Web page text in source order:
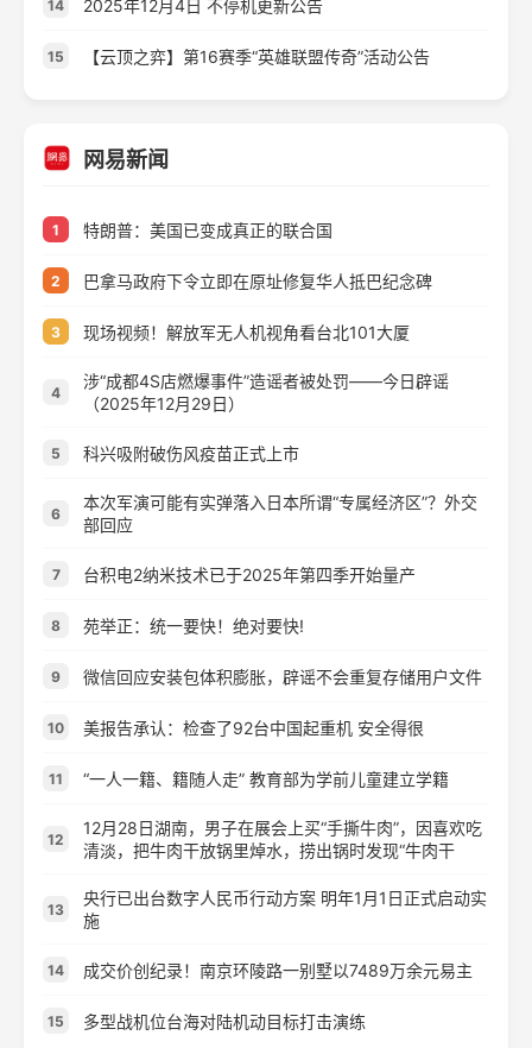
14 2025年12月4日 不停机更新公告
15 【云顶之弈】第16赛季“英雄联盟传奇”活动公告
网易新闻
1 特朗普：美国已变成真正的联合国
2 巴拿马政府下令立即在原址修复华人抵巴纪念碑
3 现场视频！解放军无人机视角看台北101大厦
4
涉“成都4S店燃爆事件”造谣者被处罚——今日辟谣
（2025年12月29日）
5 科兴吸附破伤风疫苗正式上市
6
本次军演可能有实弹落入日本所谓“专属经济区”？外交
部回应
7 台积电2纳米技术已于2025年第四季开始量产
8 苑举正：统一要快！绝对要快!
9 微信回应安装包体积膨胀，辟谣不会重复存储用户文件
10 美报告承认：检查了92台中国起重机 安全得很
11 “一人一籍、籍随人走” 教育部为学前儿童建立学籍
12
12月28日湖南，男子在展会上买“手撕牛肉”，因喜欢吃
清淡，把牛肉干放锅里焯水，捞出锅时发现“牛肉干
13
央行已出台数字人民币行动方案 明年1月1日正式启动实
施
14 成交价创纪录！南京环陵路一别墅以7489万余元易主
15 多型战机位台海对陆机动目标打击演练